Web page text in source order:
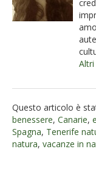
Questo articolo è
benessere, Canarie,
Spagna, Tenerife
natura, vacanze in